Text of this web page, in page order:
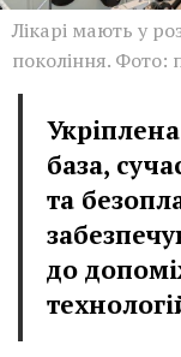
Лікарі мають у
покоління.
база,
та
до